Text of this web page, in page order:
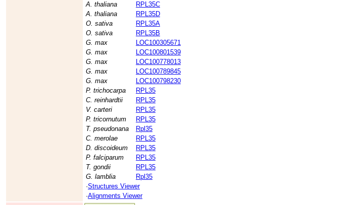
A. thaliana
RPL35C
A. thaliana
RPL35D
O. sativa
RPL35A
O. sativa
RPL35B
G. max
LOC100305671
G. max
LOC100801539
G. max
LOC100778013
G. max
LOC100789845
G. max
LOC100798230
P. trichocarpa
RPL35
C. reinhardtii
RPL35
V. carteri
RPL35
P. tricornutum
RPL35
T. pseudonana
Rpl35
C. merolae
RPL35
D. discoideum
RPL35
P. falciparum
RPL35
T. gondii
RPL35
G. lamblia
Rpl35
·Structures Viewer
·Alignments Viewer